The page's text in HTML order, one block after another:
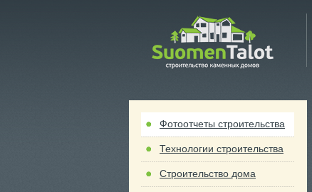
Фотоотчеты строительства
Технологии строительства
Строительство дома